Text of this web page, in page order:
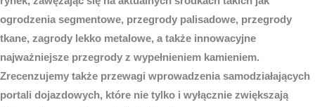
ogrodzenia segmentowe, przegrody palisadowe, przegrody
tkane, zagrody lekko metalowe, a także innowacyjne
najważniejsze przegrody z wypełnieniem kamieniem.
Zrecenzujemy także przewagi wprowadzenia samodziałających
portali dojazdowych, które nie tylko i wyłącznie zwiększają